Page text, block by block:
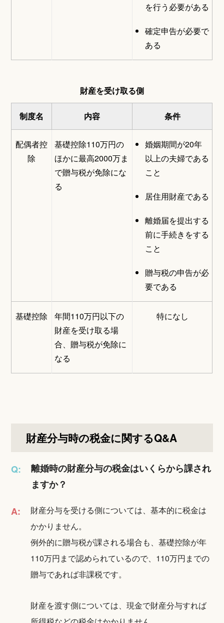
を行う必要がある
確定申告が必要で
ある
財産を受け取る側
制度名 内容 条件
配偶者控
除
基礎控除110万円の
ほかに最高2000万ま
で贈与税が免除にな
る
婚姻期間が20年
以上の夫婦である
こと
居住用財産である
離婚届を提出する
前に手続きをする
こと
贈与税の申告が必
要である
基礎控除
年間110万円以下の
財産を受け取る場
合、贈与税が免除に
なる
特になし
財産分与時の税金に関するQ&A
Q:
離婚時の財産分与の税金はいくらから課され
ますか？
A:
財産分与を受ける側については、基本的に税金は
かかりません。
例外的に贈与税が課される場合も、基礎控除が年
110万円まで認められているので、110万円までの
贈与であれば非課税です。
財産を渡す側については、現金で財産分与すれば